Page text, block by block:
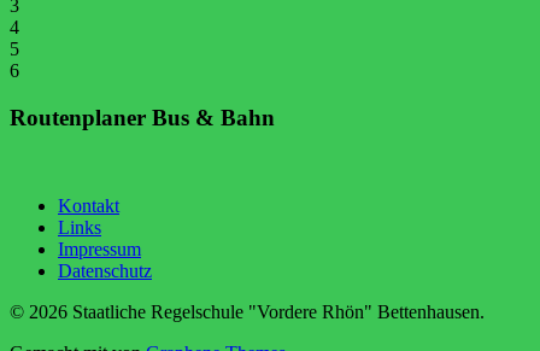
3
4
5
6
Routenplaner Bus & Bahn
Kontakt
Links
Impressum
Datenschutz
© 2026 Staatliche Regelschule "Vordere Rhön" Bettenhausen.